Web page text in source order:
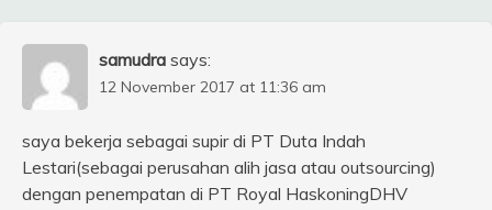
samudra says:
12 November 2017 at 11:36 am
saya bekerja sebagai supir di PT Duta Indah
Lestari(sebagai perusahan alih jasa atau outsourcing)
dengan penempatan di PT Royal HaskoningDHV